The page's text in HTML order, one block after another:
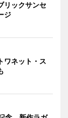
リックサンセ
ジ
ワネット・ス